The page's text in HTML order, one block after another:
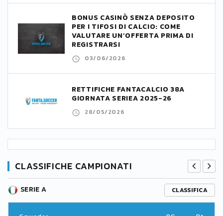
BONUS CASINÒ SENZA DEPOSITO
PER I TIFOSI DI CALCIO: COME
VALUTARE UN’OFFERTA PRIMA DI
REGISTRARSI
03/06/2026
RETTIFICHE FANTACALCIO 38A
GIORNATA SERIEA 2025-26
28/05/2026
CLASSIFICHE CAMPIONATI
SERIE A CLASSIFICA